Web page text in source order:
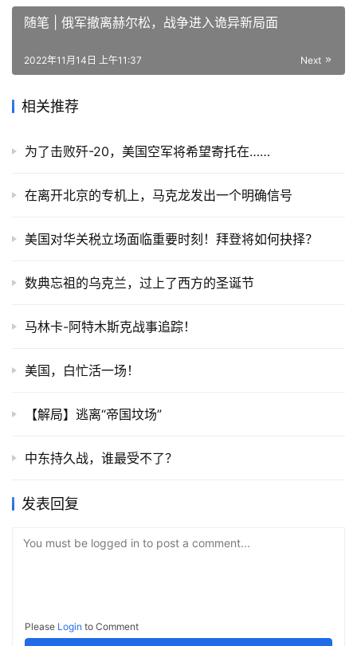
随笔 | 俄军撤离赫尔松，战争进入诡异新局面
Next
2022年11月14日 上午11:37
相关推荐
为了击败歼-20，美国空军将希望寄托在……
在离开北京的专机上，马克龙发出一个明确信号
美国对华关税立场面临重要时刻！拜登将如何抉择？
数典忘祖的乌克兰，过上了西方的圣诞节
马林卡-阿特木斯克战事追踪！
美国，白忙活一场！
【解局】逃离“帝国坟场”
中东持久战，谁最受不了？
发表回复
You must be logged in to post a comment...
Please Login to Comment